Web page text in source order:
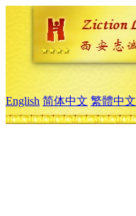
English 简体中文 繁體中文